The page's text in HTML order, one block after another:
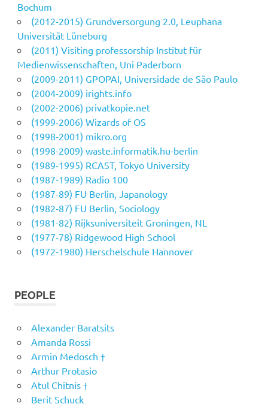
Bochum
(2012-2015) Grundversorgung 2.0, Leuphana
Universität Lüneburg
(2011) Visiting professorship Institut für
Medienwissenschaften, Uni Paderborn
(2009-2011) GPOPAI, Universidade de São Paulo
(2004-2009) irights.info
(2002-2006) privatkopie.net
(1999-2006) Wizards of OS
(1998-2001) mikro.org
(1998-2009) waste.informatik.hu-berlin
(1989-1995) RCAST, Tokyo University
(1987-1989) Radio 100
(1987-89) FU Berlin, Japanology
(1982-87) FU Berlin, Sociology
(1981-82) Rijksuniversiteit Groningen, NL
(1977-78) Ridgewood High School
(1972-1980) Herschelschule Hannover
PEOPLE
Alexander Baratsits
Amanda Rossi
Armin Medosch †
Arthur Protasio
Atul Chitnis †
Berit Schuck